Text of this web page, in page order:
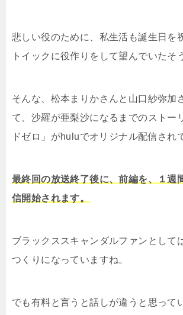
悲しい役のために、私生活も誕生日を
トイックに役作りをして望んでいたそ
そんな、松本まりかさんと山口紗弥加
て、沙羅が亜梨沙になるまでのストー
ドゼロ」がhuluでオリジナル配信され
最終回の放送終了後に、前編を、１週
信開始されます。
ブラックススキャンダルファンとして
つくりになっていますね。
でも有料と言うと話しが違うと思って